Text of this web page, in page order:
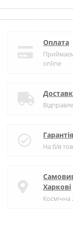
Оплата
online
Гарантія
На б/в
Харкові
Космічна